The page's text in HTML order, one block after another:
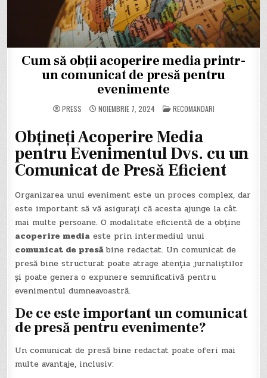
Cum să obții acoperire media printr-
un comunicat de presă pentru
evenimente
PRESS NOIEMBRIE 7, 2024 POSTED
IN
RECOMANDARI
Obțineți Acoperire Media
pentru Evenimentul Dvs. cu un
Comunicat de Presă Eficient
Organizarea unui eveniment este un proces complex, dar
este important să vă asigurați că acesta ajunge la cât
mai multe persoane. O modalitate eficientă de a obține
acoperire media este prin intermediul unui
comunicat de presăbine redactat. Un comunicat de
presă bine structurat poate atrage atenția jurnaliștilor
și poate genera o expunere semnificativă pentru
evenimentul dumneavoastră.
De ce este important un comunicat
de presă pentru evenimente?
Un comunicat de presă bine redactat poate oferi mai
multe avantaje, inclusiv: